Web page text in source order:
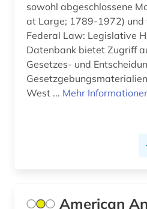
erbrecht (1)
erde (1)
erdwissenschaften (1)
erneuerbare
sowohl abgeschlossene
at Large; 1789-1972) und
Federal Law: Legislative
Datenbank bietet Zugriff
Gesetzes- und Entscheidungssammlungen,
West ... Mehr
American